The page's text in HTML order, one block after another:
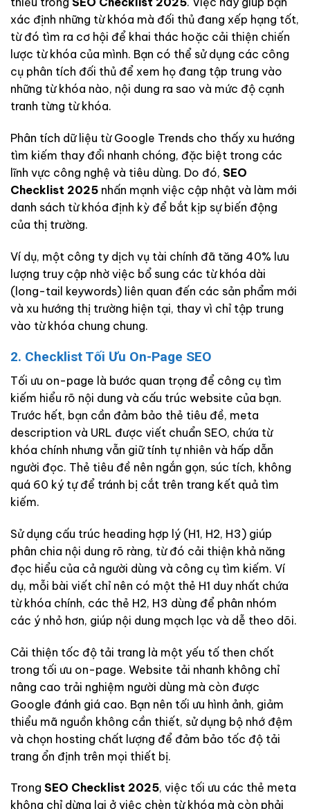
xác định những từ khóa mà đối thủ đang xếp hạng tốt,
từ đó tìm ra cơ hội để khai thác hoặc cải thiện chiến
lược từ khóa của mình. Bạn có thể sử dụng các công
cụ phân tích đối thủ để xem họ đang tập trung vào
những từ khóa nào, nội dung ra sao và mức độ cạnh
tranh từng từ khóa.
Phân tích dữ liệu từ Google Trends cho thấy xu hướng
tìm kiếm thay đổi nhanh chóng, đặc biệt trong các
lĩnh vực công nghệ và tiêu dùng. Do đó, SEO
Checklist 2025 nhấn mạnh việc cập nhật và làm mới
danh sách từ khóa định kỳ để bắt kịp sự biến động
của thị trường.
Ví dụ, một công ty dịch vụ tài chính đã tăng 40% lưu
lượng truy cập nhờ việc bổ sung các từ khóa dài
(long-tail keywords) liên quan đến các sản phẩm mới
và xu hướng thị trường hiện tại, thay vì chỉ tập trung
vào từ khóa chung chung.
2. Checklist Tối Ưu On-Page SEO
Tối ưu on-page là bước quan trọng để công cụ tìm
kiếm hiểu rõ nội dung và cấu trúc website của bạn.
Trước hết, bạn cần đảm bảo thẻ tiêu đề, meta
description và URL được viết chuẩn SEO, chứa từ
khóa chính nhưng vẫn giữ tính tự nhiên và hấp dẫn
người đọc. Thẻ tiêu đề nên ngắn gọn, súc tích, không
quá 60 ký tự để tránh bị cắt trên trang kết quả tìm
kiếm.
Sử dụng cấu trúc heading hợp lý (H1, H2, H3) giúp
phân chia nội dung rõ ràng, từ đó cải thiện khả năng
đọc hiểu của cả người dùng và công cụ tìm kiếm. Ví
dụ, mỗi bài viết chỉ nên có một thẻ H1 duy nhất chứa
từ khóa chính, các thẻ H2, H3 dùng để phân nhóm
các ý nhỏ hơn, giúp nội dung mạch lạc và dễ theo dõi.
Cải thiện tốc độ tải trang là một yếu tố then chốt
trong tối ưu on-page. Website tải nhanh không chỉ
nâng cao trải nghiệm người dùng mà còn được
Google đánh giá cao. Bạn nên tối ưu hình ảnh, giảm
thiểu mã nguồn không cần thiết, sử dụng bộ nhớ đệm
và chọn hosting chất lượng để đảm bảo tốc độ tải
trang ổn định trên mọi thiết bị.
Trong SEO Checklist 2025, việc tối ưu các thẻ meta
không chỉ dừng lại ở việc chèn từ khóa mà còn phải